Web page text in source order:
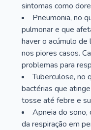
sintomas como
Pneumonia, no
pulmonar e que
haver o acúmulo
nos piores casos.
problemas para
Tuberculose, no
bactérias que
tosse até febre e
Apneia do sono,
da respiração em